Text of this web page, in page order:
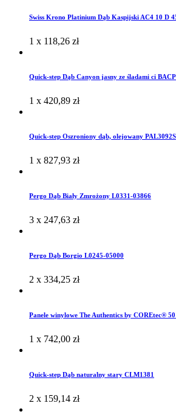
Swiss Krono Platinium Dąb Kaspijski AC4 10 D
1 x 118,26 zł
Quick-step Dąb Canyon jasny ze śladami ci
1 x 420,89 zł
Quick-step Oszroniony dąb, olejowany PAL3092S
1 x 827,93 zł
Pergo Dąb Biały Zmrożony L0331-03866
3 x 247,63 zł
Pergo Dąb Borgio L0245-05000
2 x 334,25 zł
Panele winylowe The Authentics by COREtec®
1 x 742,00 zł
Quick-step Dąb naturalny stary CLM1381
2 x 159,14 zł